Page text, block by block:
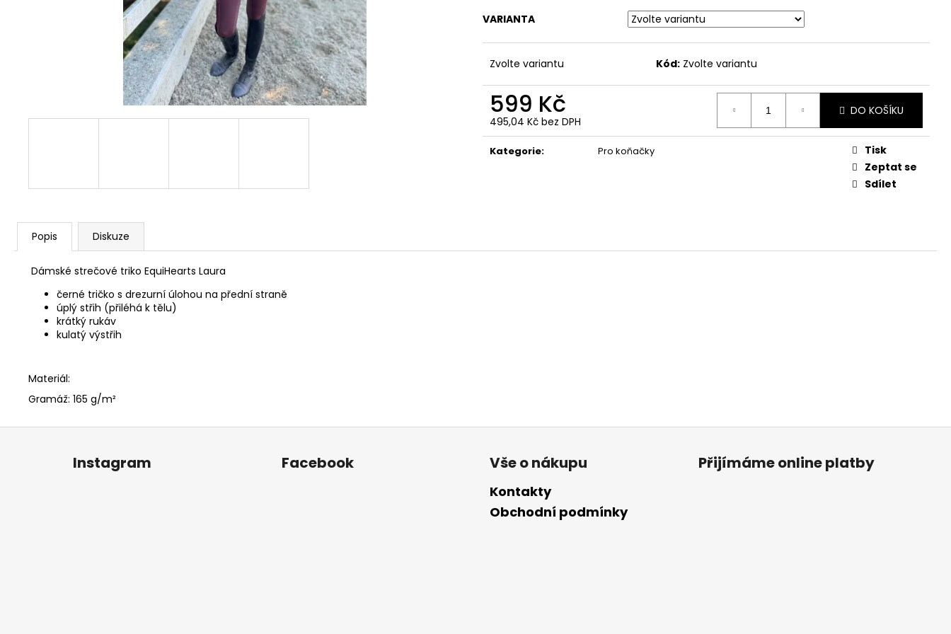
VARIANTA
Zvolte variantu Kód: Zvolte variantu
599 Kč
495,04 Kč bez DPH
Měrná
cena:
DO KOŠÍKU
Kategorie: Pro koňačky
Tisk
Zeptat se
Sdílet
Popis Diskuze
Dámské strečové triko EquiHearts Laura
černé tričko s drezurní úlohou na přední straně
úplý střih (přiléhá k tělu)
krátký rukáv
kulatý výstřih
Materiál:
Gramáž: 165 g/m²
PARKŮRÁK
SPARKLE
599 Kč
Z
Instagram Facebook Vše o nákupu
Kontakty
Obchodní podmínky
Přijímáme online platby